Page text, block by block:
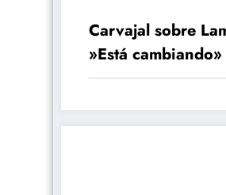
Carvajal sobre
»Está cambiando»